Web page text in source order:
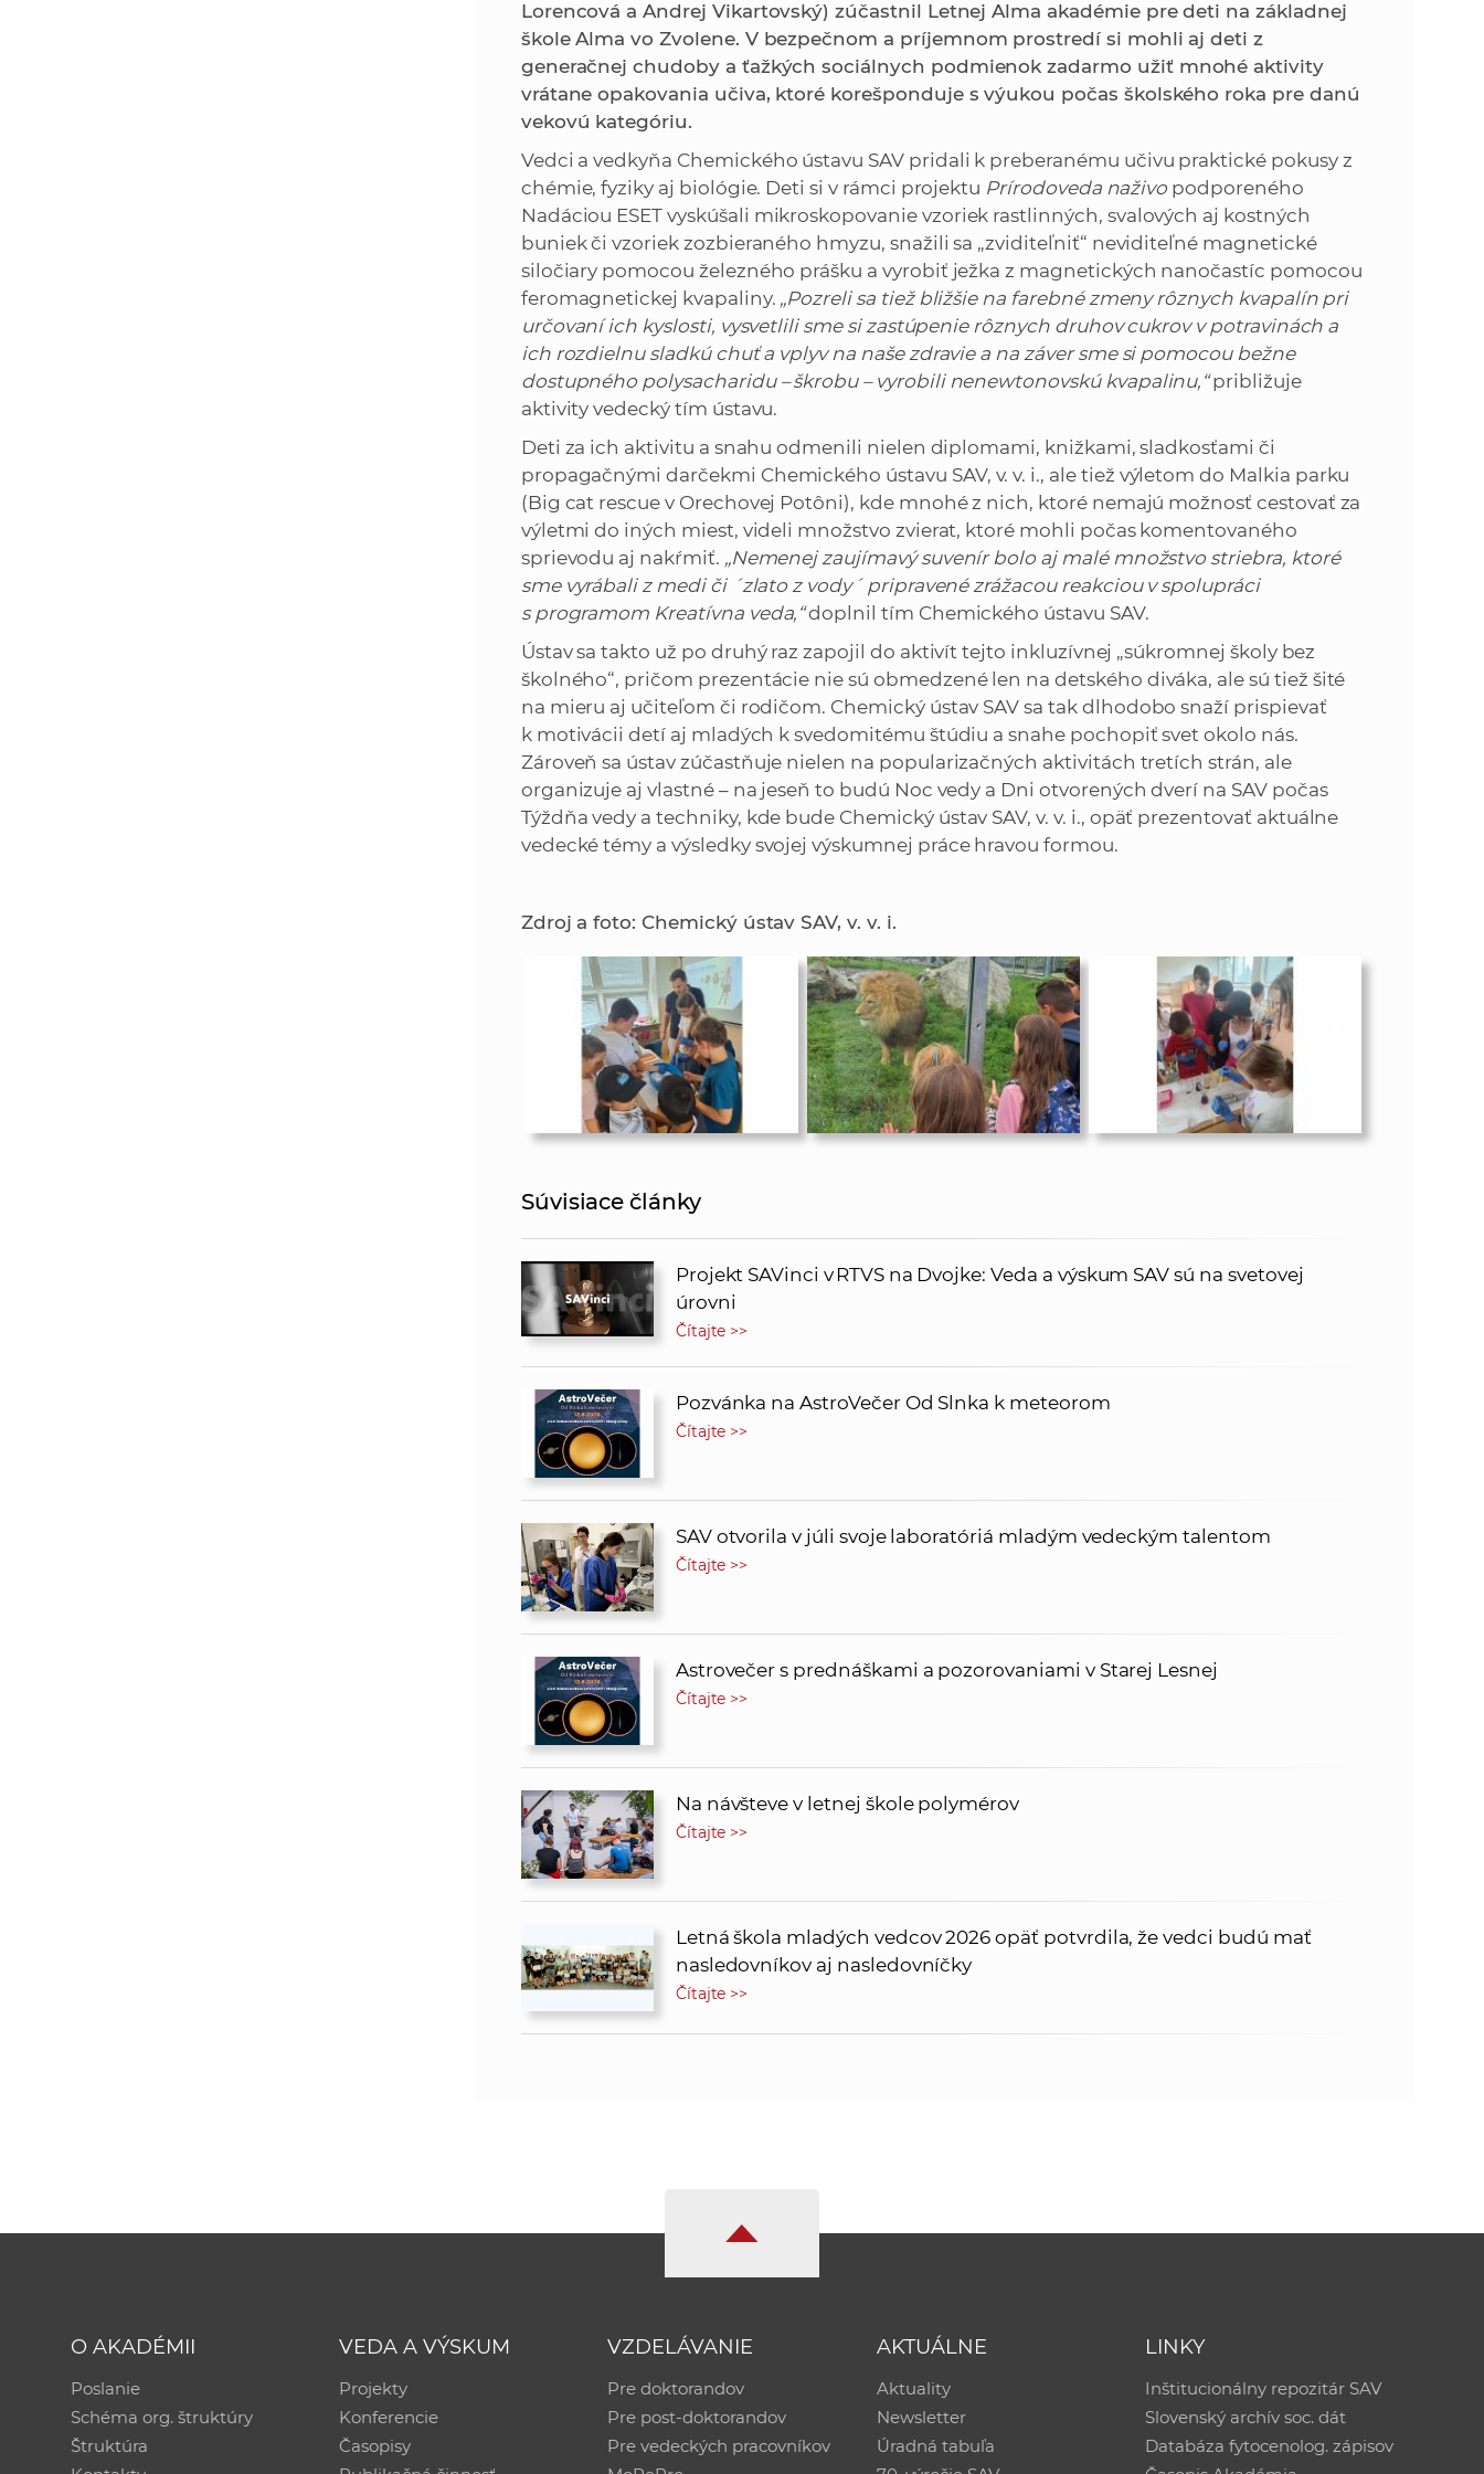
n
k
a
c
h
S
A
Lorencová a Andrej Vikartovský) zúčastnil Letnej Alma akadémie pre deti na základnej
škole Alma vo Zvolene. V bezpečnom a príjemnom prostredí si mohli aj deti z
generačnej chudoby a ťažkých sociálnych podmienok zadarmo užiť mnohé aktivity
vrátane opakovania učiva, ktoré korešponduje s výukou počas školského roka pre danú
vekovú kategóriu.
Vedci a vedkyňa Chemického ústavu SAV pridali k preberanému učivu praktické pokusy z
chémie, fyziky aj biológie. Deti si v rámci projektu Prírodoveda naživo podporeného
Nadáciou ESET vyskúšali mikroskopovanie vzoriek rastlinných, svalových aj kostných
buniek či vzoriek zozbieraného hmyzu, snažili sa „zviditeľniť“ neviditeľné magnetické
siločiary pomocou železného prášku a vyrobiť ježka z magnetických nanočastíc pomocou
feromagnetickej kvapaliny. „Pozreli sa tiež bližšie na farebné zmeny rôznych kvapalín pri
určovaní ich kyslosti, vysvetlili sme si zastúpenie rôznych druhov cukrov v potravinách a
ich rozdielnu sladkú chuť a vplyv na naše zdravie a na záver sme si pomocou bežne
dostupného polysacharidu – škrobu – vyrobili nenewtonovskú kvapalinu,“približuje
aktivity vedecký tím ústavu.
Deti za ich aktivitu a snahu odmenili nielen diplomami, knižkami, sladkosťami či
propagačnými darčekmi Chemického ústavu SAV, v. v. i., ale tiež výletom do Malkia parku
(Big cat rescue v Orechovej Potôni), kde mnohé z nich, ktoré nemajú možnosť cestovať za
výletmi do iných miest, videli množstvo zvierat, ktoré mohli počas komentovaného
sprievodu aj nakŕmiť. „Nemenej zaujímavý suvenír bolo aj malé množstvo striebra, ktoré
sme vyrábali z medi či ´zlato z vody´ pripravené zrážacou reakciou v spolupráci
s programom Kreatívna veda,“doplnil tím Chemického ústavu SAV.
Ústav sa takto už po druhý raz zapojil do aktivít tejto inkluzívnej „súkromnej školy bez
školného“, pričom prezentácie nie sú obmedzené len na detského diváka, ale sú tiež šité
na mieru aj učiteľom či rodičom. Chemický ústav SAV sa tak dlhodobo snaží prispievať
k motivácii detí aj mladých k svedomitému štúdiu a snahe pochopiť svet okolo nás.
Zároveň sa ústav zúčastňuje nielen na popularizačných aktivitách tretích strán, ale
organizuje aj vlastné – na jeseň to budú Noc vedy a Dni otvorených dverí na SAV počas
Týždňa vedy a techniky, kde bude Chemický ústav SAV, v. v. i., opäť prezentovať aktuálne
vedecké témy a výsledky svojej výskumnej práce hravou formou.
Zdroj a foto: Chemický ústav SAV, v. v. i.
Súvisiace články
Projekt SAVinci v RTVS na Dvojke: Veda a výskum SAV sú na svetovej
úrovni
Čítajte >>
Pozvánka na AstroVečer Od Slnka k meteorom
Čítajte >>
SAV otvorila v júli svoje laboratóriá mladým vedeckým talentom
Čítajte >>
Astrovečer s prednáškami a pozorovaniami v Starej Lesnej
Čítajte >>
Na návšteve v letnej škole polymérov
Čítajte >>
Letná škola mladých vedcov 2026 opäť potvrdila, že vedci budú mať
nasledovníkov aj nasledovníčky
Čítajte >>
O AKADÉMII
Poslanie
Schéma org. štruktúry
Štruktúra
VEDA A VÝSKUM
Projekty
Konferencie
Časopisy
VZDELÁVANIE
Pre doktorandov
Pre post-doktorandov
Pre vedeckých pracovníkov
AKTUÁLNE
Aktuality
Newsletter
Úradná tabuľa
LINKY
Inštitucionálny repozitár SAV
Slovenský archív soc. dát
Databáza fytocenolog. zápisov